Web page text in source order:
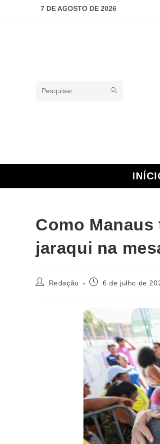
7 DE AGOSTO DE 2026
Pesquisar
Como
jaraqui na
Redação 6 de julho de